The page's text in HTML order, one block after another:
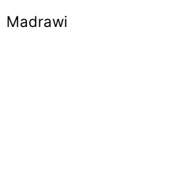
Madrawi